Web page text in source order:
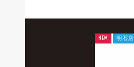
NEW 明石店